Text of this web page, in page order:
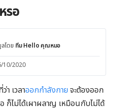
รอ
โดย ทีม Hello คุณหมอ
10/2020
า เวลาออกกำลังกาย จะต้องออก
อ ก็ไม่ได้เผาผลาญ เหมือนกับไม่ได้